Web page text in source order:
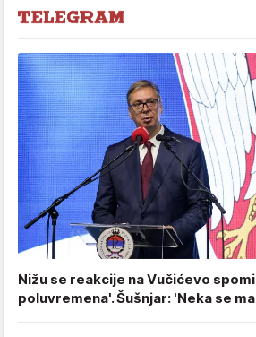
Nižu se reakcije na Vučićevo
poluvremena'. Šušnjar: 'Neka se